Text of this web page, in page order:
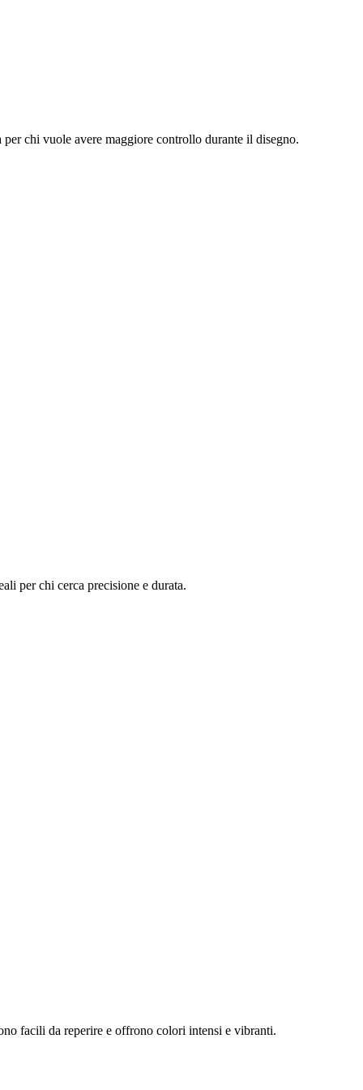
chi vuole avere maggiore controllo durante il disegno.
per chi cerca precisione e durata.
facili da reperire e offrono colori intensi e vibranti.